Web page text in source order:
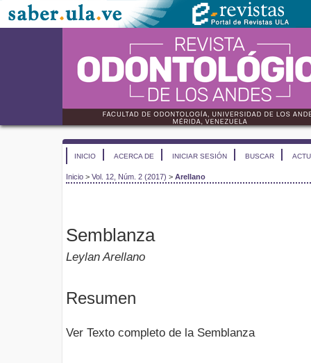
INICIO ACERCA DE INICIAR SESIÓN BUSCAR
Inicio > Vol. 12, Núm. 2 (2017) > Arellano
Semblanza
Leylan Arellano
Resumen
Ver Texto completo de la Semblanza